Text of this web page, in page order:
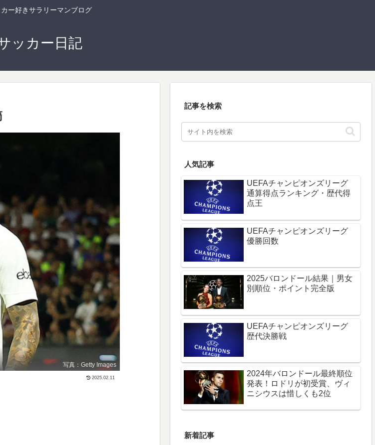
ー好きサラリーマンブログ
ッカー日記
写真：Getty Images
2025.02.11
記事を検索
人気記事
UEFAチャンピオンズリーグ
通算得点ランキング・歴代得
点王
UEFAチャンピオンズリーグ
優勝回数
2025バロンドール結果｜男女
別順位・ポイント完全版
UEFAチャンピオンズリーグ
歴代決勝戦
2024年バロンドール最終順位
発表！ロドリが初受賞、ヴィ
ニシウスは惜しくも2位
新着記事